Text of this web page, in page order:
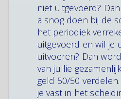
niet uitgevoerd?
alsnog doen bij de
het periodiek
uitgevoerd en wil je
uitvoeren? Dan
van jullie
geld 50/50
je vast in het